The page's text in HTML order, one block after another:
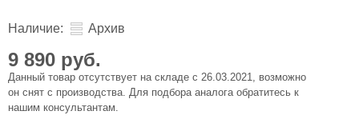
Наличие: Архив
9 890 руб.
Данный товар отсутствует на складе с 26.03.2021, возможно
он снят с производства. Для подбора аналога обратитесь к
нашим консультантам.